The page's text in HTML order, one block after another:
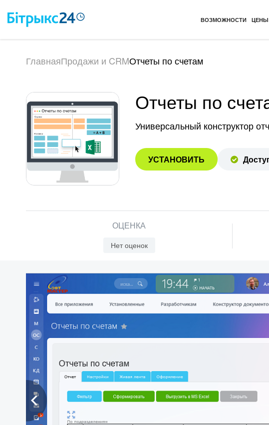
ВОЗМОЖНОСТИ ЦЕНЫ
ГлавнаяПродажи и CRMОтчеты по счетам
Отчеты по
Универсальный конструктор
УСТАНОВИТЬ
ОЦЕНКА
Нет оценок